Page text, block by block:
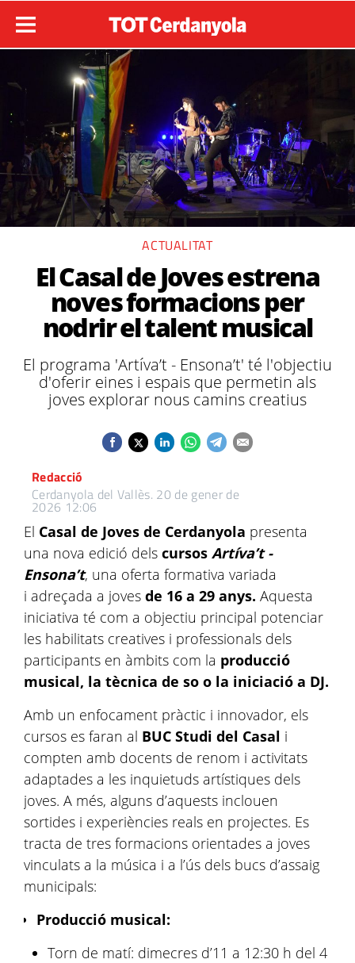
ACTUALITAT
El Casal de Joves estrena
noves formacions per
nodrir el talent musical
El programa 'Artíva’t - Ensona’t' té l'objectiu
d'oferir eines i espais que permetin als
joves explorar nous camins creatius
Redacció
Cerdanyola del Vallès. 20 de gener de
2026 12:06
El Casal de Joves de Cerdanyola presenta
una nova edició dels cursos Artíva’t -
Ensona’t, una oferta formativa variada
i adreçada a joves de 16 a 29 anys. Aquesta
iniciativa té com a objectiu principal potenciar
les habilitats creatives i professionals dels
participants en àmbits com la producció
musical, la tècnica de so o la iniciació a DJ.
Amb un enfocament pràctic i innovador, els
cursos es faran al BUC Studi del Casal i
compten amb docents de renom i activitats
adaptades a les inquietuds artístiques dels
joves. A més, alguns d’aquests inclouen
sortides i experiències reals en projectes. Es
tracta de tres formacions orientades a joves
vinculats a la música i a l’ús dels bucs d’assaig
municipals:
Producció musical:
Torn de matí: dimecres d’11 a 12:30 h del 4